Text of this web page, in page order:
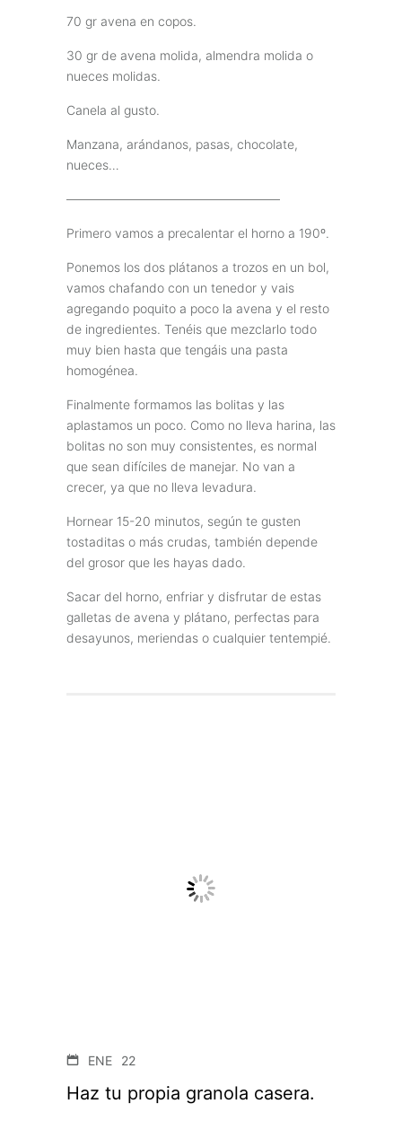
70 gr avena en copos.
30 gr de avena molida, almendra molida o
nueces molidas.
Canela al gusto.
Manzana, arándanos, pasas, chocolate,
nueces…
—————————————————
Primero vamos a precalentar el horno a 190º.
Ponemos los dos plátanos a trozos en un bol,
vamos chafando con un tenedor y vais
agregando poquito a poco la avena y el resto
de ingredientes. Tenéis que mezclarlo todo
muy bien hasta que tengáis una pasta
homogénea.
Finalmente formamos las bolitas y las
aplastamos un poco. Como no lleva harina, las
bolitas no son muy consistentes, es normal
que sean difíciles de manejar. No van a
crecer, ya que no lleva levadura.
Hornear 15-20 minutos, según te gusten
tostaditas o más crudas, también depende
del grosor que les hayas dado.
Sacar del horno, enfriar y disfrutar de estas
galletas de avena y plátano, perfectas para
desayunos, meriendas o cualquier tentempié.
ENE 22
Haz tu propia granola casera.